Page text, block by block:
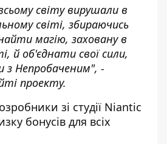
світу вирушали в
світі, збираючись
магію, заховану в
, й об'єднати свої сили,
з Непробаченим", -
проекту.
зі студії Niantic
бонусів для всіх